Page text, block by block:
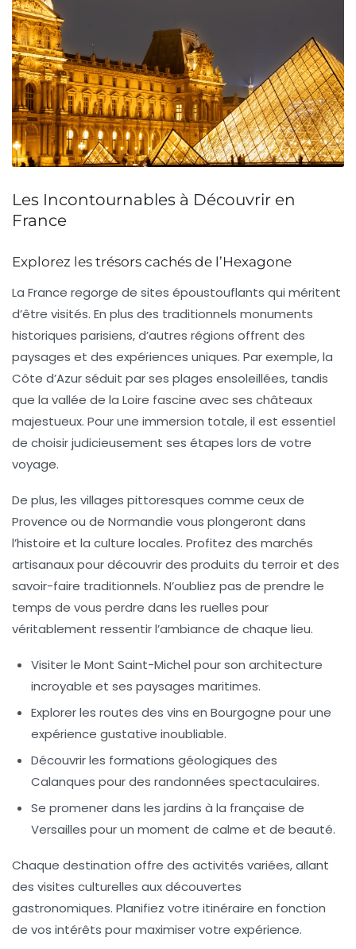
Les Incontournables à Découvrir en
France
Explorez les trésors cachés de l’Hexagone
La France regorge de sites époustouflants qui méritent
d’être visités. En plus des traditionnels monuments
historiques parisiens, d’autres régions offrent des
paysages et des expériences uniques. Par exemple, la
Côte d’Azurséduit par ses plages ensoleillées, tandis
que la vallée de la Loire fascine avec ses châteaux
majestueux. Pour une immersion totale, il est essentiel
de choisir judicieusement ses étapes lors de votre
voyage.
De plus, les villages pittoresques comme ceux de
Provence ou de Normandie vous plongeront dans
l’histoire et la culture locales. Profitez des marchés
artisanaux pour découvrir des produits du terroir et des
savoir-faire traditionnels. N’oubliez pas de prendre le
temps de vous perdre dans les ruelles pour
véritablement ressentir l’ambiance de chaque lieu.
Visiter le Mont Saint-Michel pour son architecture
incroyable et ses paysages maritimes.
Explorer les routes des vins en Bourgogne pour une
expérience gustative inoubliable.
Découvrir les formations géologiques des
Calanques pour des randonnées spectaculaires.
Se promener dans les jardins à la française de
Versailles pour un moment de calme et de beauté.
Chaque destination offre des activités variées, allant
des visites culturelles aux découvertes
gastronomiques. Planifiez votre itinéraire en fonction
de vos intérêts pour maximiser votre expérience.